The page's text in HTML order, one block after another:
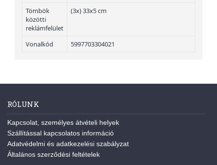
Tömbök
közötti
reklámfelület
(3x) 33x5 cm
Vonalkód 5997703304021
RÓLUNK
Kapcsolat, személyes átvételi helyek
Szállítással kapcsolatos információ
Adatvédelmi és adatkezelési szabályzat
Általános szerződési feltételek